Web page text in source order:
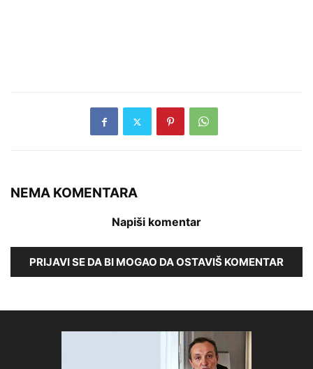
NEMA KOMENTARA
Napiši komentar
PRIJAVI SE DA BI MOGAO DA OSTAVIŠ KOMENTAR